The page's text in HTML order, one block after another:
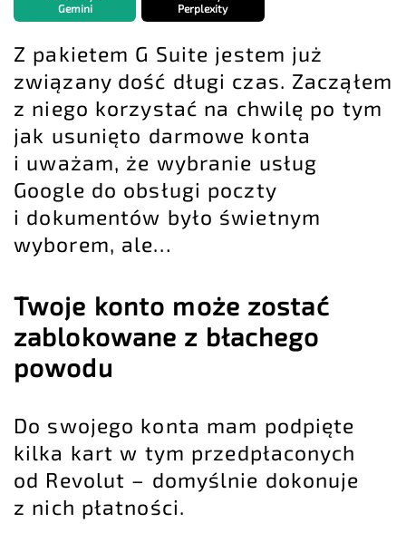
Gemini Perplexity
Z pakietem G Suite jestem już
związany dość długi czas. Zacząłem
z niego korzystać na chwilę po tym
jak usunięto darmowe konta
i uważam, że wybranie usług
Google do obsługi poczty
i dokumentów było świetnym
wyborem, ale…
Twoje konto może zostać
zablokowane z błachego
powodu
Do swojego konta mam podpięte
kilka kart w tym przedpłaconych
od Revolut – domyślnie dokonuje
z nich płatności.